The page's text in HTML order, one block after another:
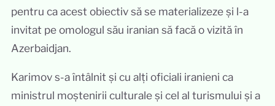
pentru ca acest obiectiv să se materializeze și l-a
invitat pe omologul său iranian să facă o vizită în
Azerbaidjan.
Karimov s-a întâlnit și cu alți oficiali iranieni ca
ministrul moștenirii culturale și cel al turismului și a